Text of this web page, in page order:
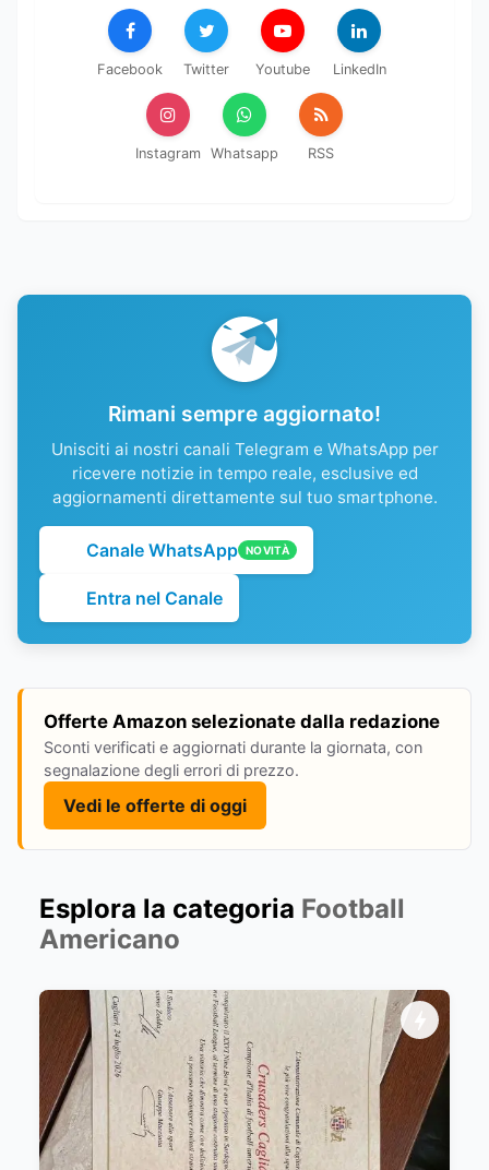
Facebook Twitter Youtube LinkedIn
Instagram Whatsapp RSS
Rimani sempre aggiornato!
Unisciti ai nostri canali Telegram e WhatsApp per
ricevere notizie in tempo reale, esclusive ed
aggiornamenti direttamente sul tuo smartphone.
Canale WhatsApp NOVITÀ
Entra nel Canale
Offerte Amazon selezionate dalla redazione
Sconti verificati e aggiornati durante la giornata, con
segnalazione degli errori di prezzo.
Vedi le offerte di oggi
Esplora la categoria Football
Americano